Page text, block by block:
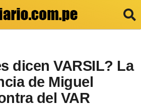
dicen VARSIL? La
de Miguel
del VAR